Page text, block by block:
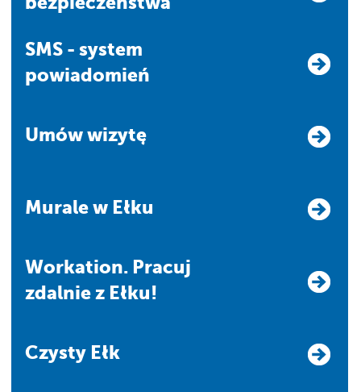
SMS - system
powiadomień
Umów wizytę
Murale w Ełku
Workation. Pracuj
zdalnie z Ełku!
Czysty Ełk